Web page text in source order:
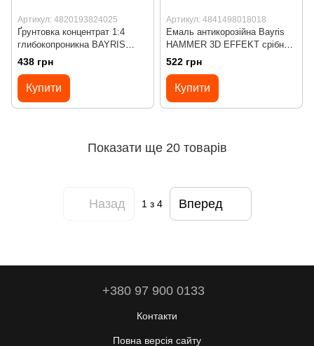
Артикул: 4820193824025
Ґрунтовка концентрат 1:4
глибокопроникна BAYRIS
SILIKAT GRUNT 2 л
438 грн
Купити
Артикул: 4841498018018
Емаль антикорозійна Bayris
HAMMER 3D EFFEKT срібна
глянець 0,75 л
522 грн
Купити
Показати ще 20 товарів
Назад 1 з 4 Вперед
+380 97 900 0133
Контакти
Повна версія сайту